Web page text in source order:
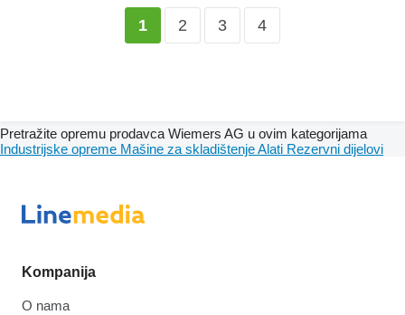
1 2 3 4
Pretražite opremu prodavca Wiemers AG u ovim kategorijama
Industrijske opreme Mašine za skladištenjeAlati Rezervni dijelovi
Kompanija
O nama